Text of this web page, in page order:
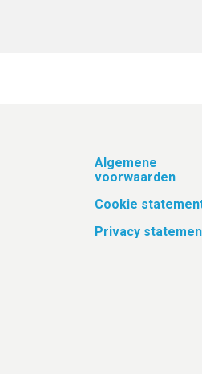
Footer
Algemene
voorwaarden
Cookie
Privacy